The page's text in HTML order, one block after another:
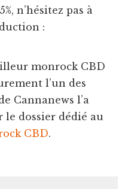
n’hésitez pas à
:
monrock CBD
l’un des
Cannanews l’a
dossier dédié au
CBD.